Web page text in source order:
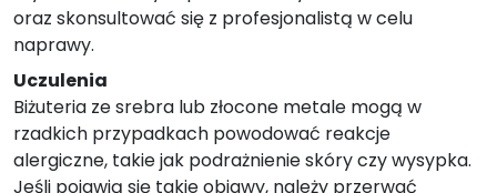
oraz skonsultować się z profesjonalistą w celu
naprawy.
Uczulenia
Biżuteria ze srebra lub złocone metale mogą w
rzadkich przypadkach powodować reakcje
alergiczne, takie jak podrażnienie skóry czy wysypka.
Jeśli pojawią się takie objawy, należy przerwać